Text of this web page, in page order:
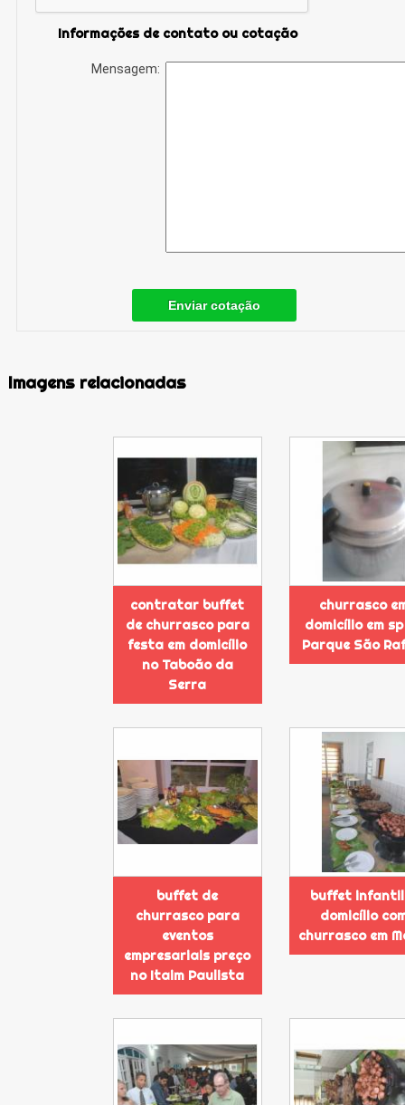
Informações de contato ou cotação
Mensagem:
Enviar cotação
Imagens relacionadas
contratar buffet
de churrasco para
festa em domicílio
no Taboão da
Serra
churrasco
domicílio em
Parque São
buffet de
churrasco para
eventos
empresariais preço
no Itaim Paulista
buffet
domicílio
churrasco em